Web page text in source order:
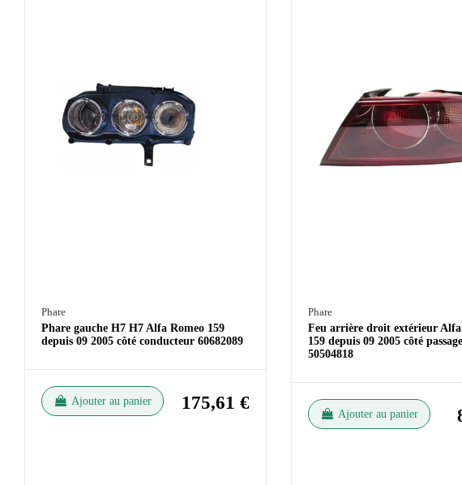
Phare
Phare gauche H7 H7 Alfa Romeo 159
depuis 09 2005 côté conducteur 60682089
Ajouter au panier 175,61 €
Phare
Feu arrière droit extérieur Alfa
159 depuis 09 2005 côté
50504818
Ajouter au panier